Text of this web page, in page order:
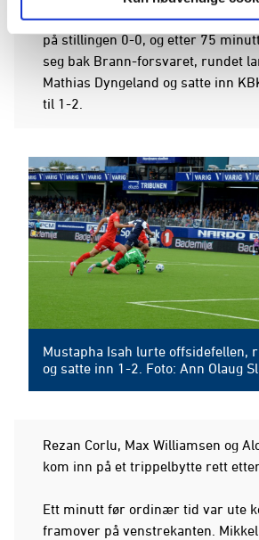
Mustapha Isah ble byttet inn for
på stillingen 0-0, og etter 75
seg bak Brann-forsvaret, rundet
Mathias Dyngeland og satte inn
til 1-2.
Mustapha Isah lurte offsidefellen,
og satte inn 1-2. Foto: Ann Olaug
Rezan Corlu, Max Williamsen og
kom inn på et trippelbytte rett
Ett minutt før ordinær tid var ute
framover på venstrekanten.